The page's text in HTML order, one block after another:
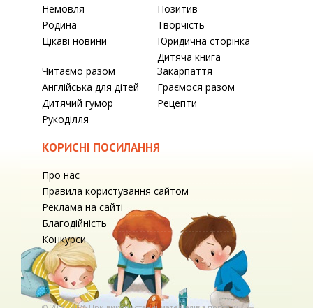
Немовля
Позитив
Родина
Творчість
Цікаві новини
Юридична сторінка
Читаємо разом
Дитяча книга
Закарпаття
Англійська для дітей
Граємося разом
Дитячий гумор
Рецепти
Рукоділля
КОРИСНІ ПОСИЛАННЯ
Про нас
Правила користування сайтом
Реклама на сайті
Благодійність
Конкурси